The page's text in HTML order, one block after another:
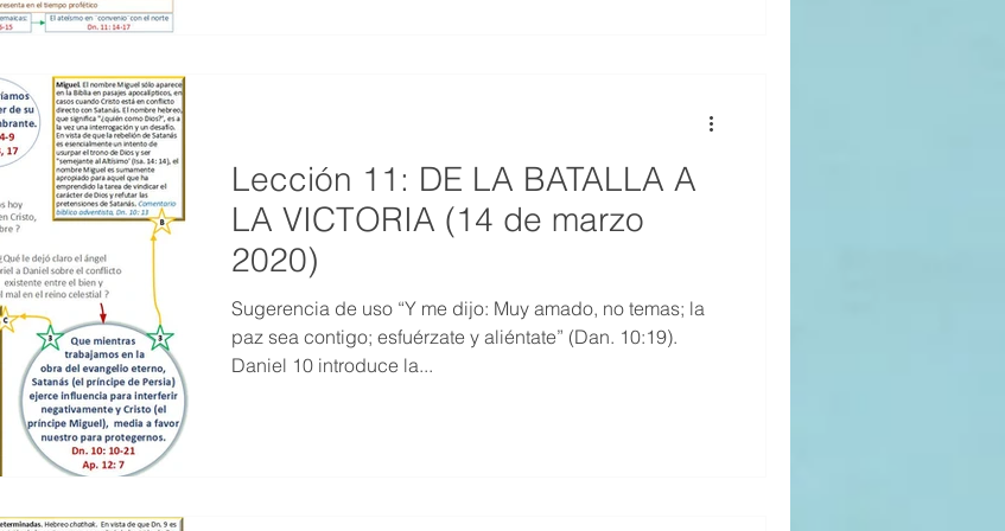
Lección 11: DE LA BATALLA A
LA VICTORIA (14 de marzo
2020)
Sugerencia de uso “Y me dijo: Muy amado, no temas; la
paz sea contigo; esfuérzate y aliéntate” (Dan. 10:19).
Daniel 10 introduce la...